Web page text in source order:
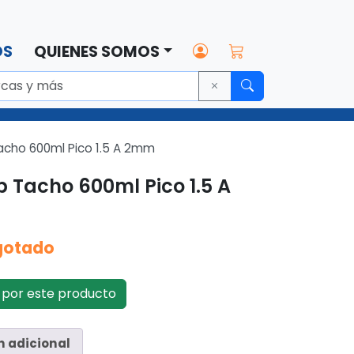
QUIENES SOMOS
600ml Pico 1.5 A 2mm
600ml Pico 1.5 A
este producto
adicional